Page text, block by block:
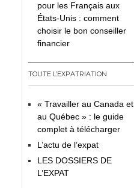
pour les Français aux
États-Unis : comment
choisir le bon conseiller
financier
TOUTE L’EXPATRIATION
« Travailler au Canada et
au Québec » : le guide
complet à télécharger
L’actu de l’expat
LES DOSSIERS DE
L’EXPAT